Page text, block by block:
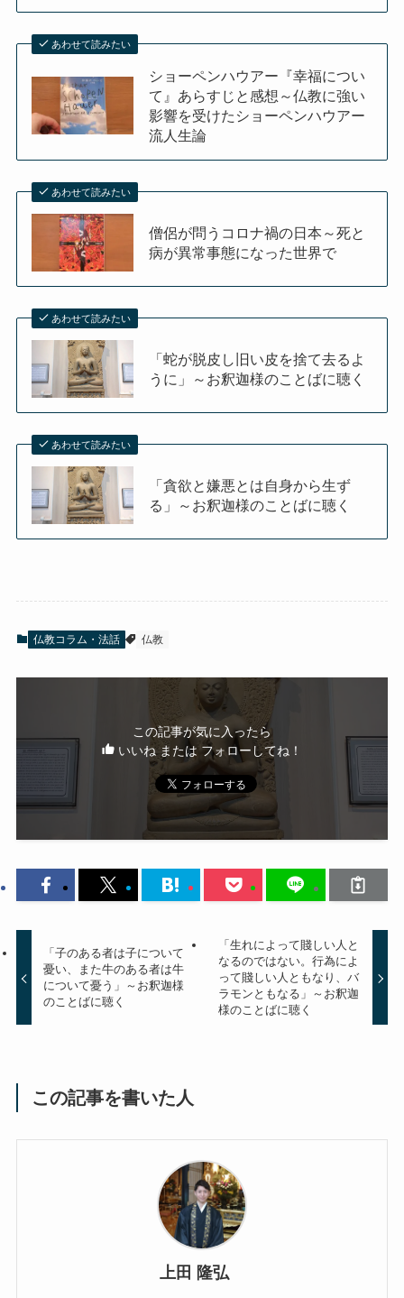
あわせて読みたい
ショーペンハウアー『幸福につい
て』あらすじと感想～仏教に強い
影響を受けたショーペンハウアー
流人生論
あわせて読みたい
僧侶が問うコロナ禍の日本～死と
病が異常事態になった世界で
あわせて読みたい
「蛇が脱皮し旧い皮を捨て去るよ
うに」～お釈迦様のことばに聴く
あわせて読みたい
「貪欲と嫌悪とは自身から生ず
る」～お釈迦様のことばに聴く
仏教コラム・法話 仏教
この記事が気に入ったら
いいね または フォローしてね！
「子のある者は子について
憂い、また牛のある者は牛
について憂う」～お釈迦様
のことばに聴く
「生れによって賤しい人と
なるのではない。行為によ
って賤しい人ともなり、バ
ラモンともなる」～お釈迦
様のことばに聴く
この記事を書いた人
上田 隆弘